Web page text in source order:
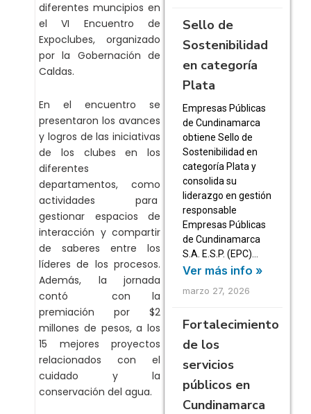
diferentes muncipios en
el VI Encuentro de
Expoclubes, organizado
por la Gobernación de
Caldas.
En el encuentro se
presentaron los avances
y logros de las iniciativas
de los clubes en los
diferentes
departamentos, como
actividades para
gestionar espacios de
interacción y compartir
de saberes entre los
líderes de los procesos.
Además, la jornada
contó con la
premiación por $2
millones de pesos, a los
15 mejores proyectos
relacionados con el
cuidado y la
conservación del agua.
Sello de
Sostenibilidad
en categoría
Plata
Empresas Públicas
de Cundinamarca
obtiene Sello de
Sostenibilidad en
categoría Plata y
consolida su
liderazgo en gestión
responsable
Empresas Públicas
de Cundinamarca
S.A. E.S.P. (EPC)…
Ver más info »
marzo 27, 2026
Fortalecimiento
de los
servicios
públicos en
Cundinamarca